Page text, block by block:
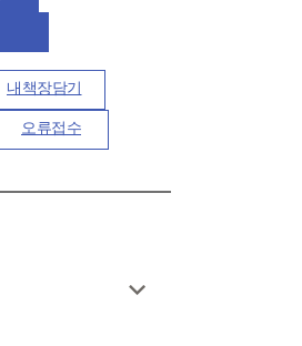
내책장담기
오류접수